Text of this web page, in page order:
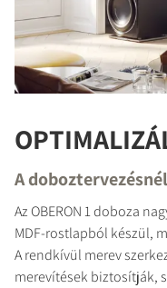
TERMÉKEK
A
Az OBERON 1 doboza
MDF-rostlapból készül,
A rendkívül merev
merevítések biztosítják,